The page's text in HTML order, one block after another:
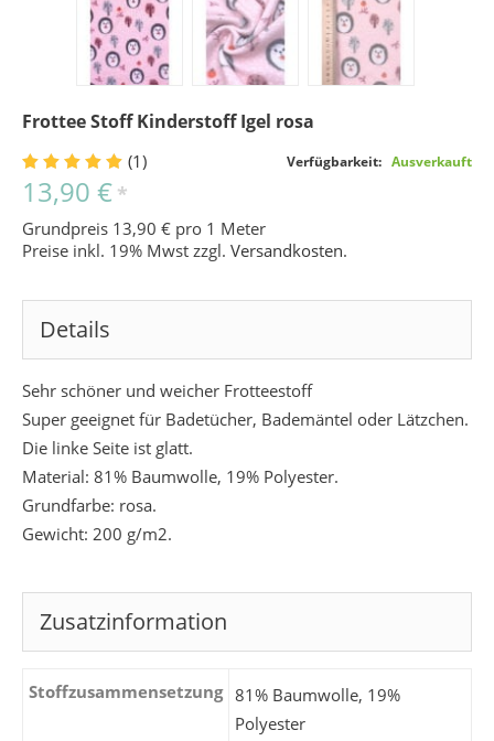
Frottee Stoff Kinderstoff Igel rosa
(1) Verfügbarkeit: Ausverkauft
13,90 € *
Grundpreis 13,90 € pro 1 Meter
Preise inkl. 19% Mwst zzgl. Versandkosten.
Details
Sehr schöner und weicher Frotteestoff
Super geeignet für Badetücher, Bademäntel oder Lätzchen.
Die linke Seite ist glatt.
Material: 81% Baumwolle, 19% Polyester.
Grundfarbe: rosa.
Gewicht: 200 g/m2.
Zusatzinformation
Stoffzusammensetzung 81% Baumwolle, 19%
Polyester